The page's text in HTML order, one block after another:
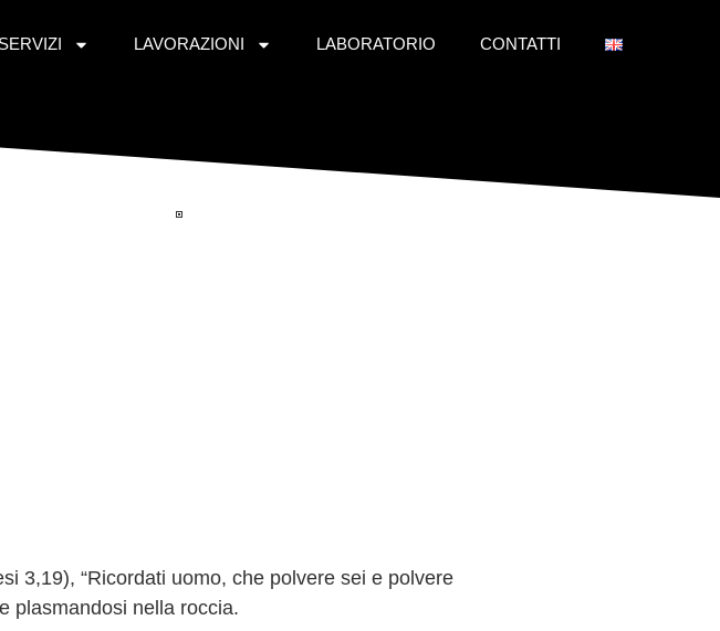
SERVIZI LAVORAZIONI LABORATORIO CONTATTI
3,19), “Ricordati uomo, che polvere sei e polvere
plasmandosi nella roccia.